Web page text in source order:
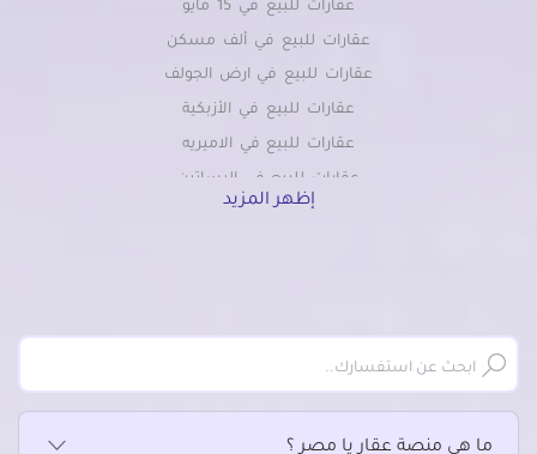
عقارات للبيع في 15 مايو
عقارات للبيع في ألف مسكن
عقارات للبيع في ارض الجولف
عقارات للبيع في الأزبكية
عقارات للبيع في الاميريه
عقارات للبيع في البساتين
عقارات للبيع في التبين
إظهر المزيد
ما هي منصة عقار يا مصر ؟